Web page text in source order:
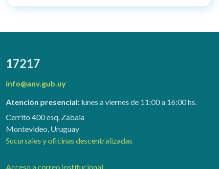
17217
info@anv.gub.uy
Atención presencial: lunes a viernes de 11:00 a 16:00 hs.
Cerrito 400 esq. Zabala
Montevideo, Uruguay
Sucursales y oficinas descentralizadas
Acceso a correo Institucional